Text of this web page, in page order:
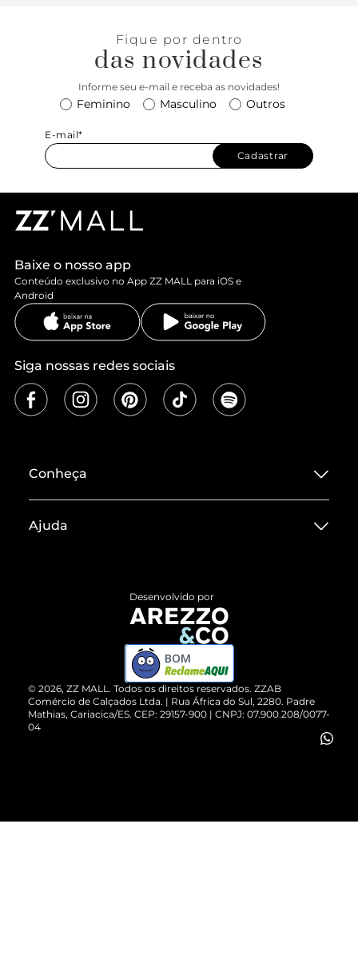
Fique por dentro
das novidades
Informe seu e-mail e receba as novidades!
Feminino Masculino Outros
E-mail*
Cadastrar
Baixe o nosso app
Conteúdo exclusivo no App ZZ MALL para iOS e
Android
Siga nossas redes sociais
Conheça
Termos de Uso
ZZ MALL é confiável
Cartão Presente
Vendas Corporativas
Ajuda
Devolução do Produto
Compre pelo WhatsApp
© 2026, ZZ MALL. Todos os direitos reservados. ZZAB
Comércio de Calçados Ltda. | Rua África do Sul, 2280. Padre
Mathias, Cariacica/ES. CEP: 29157-900 | CNPJ: 07.900.208/0077-
04
Desenvolvido por
BOM